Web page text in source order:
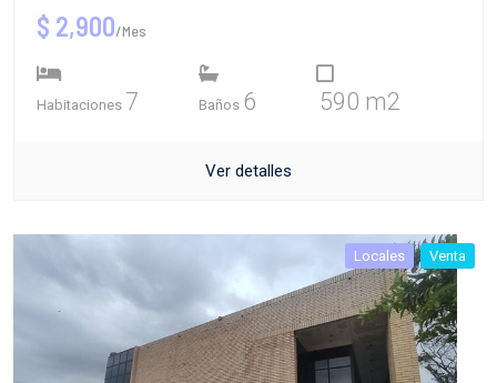
$ 2,900/Mes
Habitaciones 7 Baños 6 590 m2
Ver detalles
Locales Venta